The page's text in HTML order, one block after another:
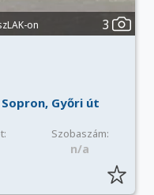
on 3
Győri út
Szobaszám:
n/a